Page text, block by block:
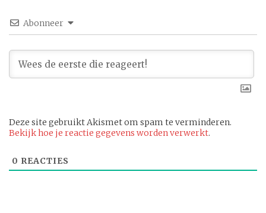
Abonneer
Deze site gebruikt Akismet om spam te verminderen.
Bekijk hoe je reactie gegevens worden verwerkt.
0 REACTIES